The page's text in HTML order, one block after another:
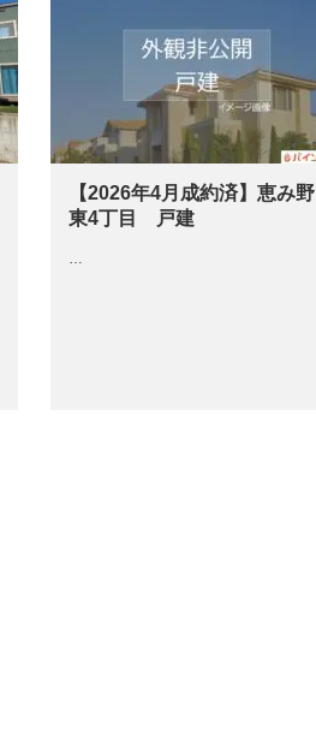
【2026年4月成約済】恵み野
東4丁目 戸建
…